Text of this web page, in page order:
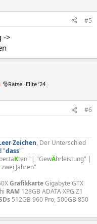
#5
->
🎅Rätsel-Elite ’24
#6
Zeichen, Der Unterschied
"dass"
Kten" | "GewÄhrleistung" |
zwei Jahren"​
GrafikkarteGigabyte GTX
RAM 128GB ADATA XPG Z1
512GB 960 Pro, 500GB 850